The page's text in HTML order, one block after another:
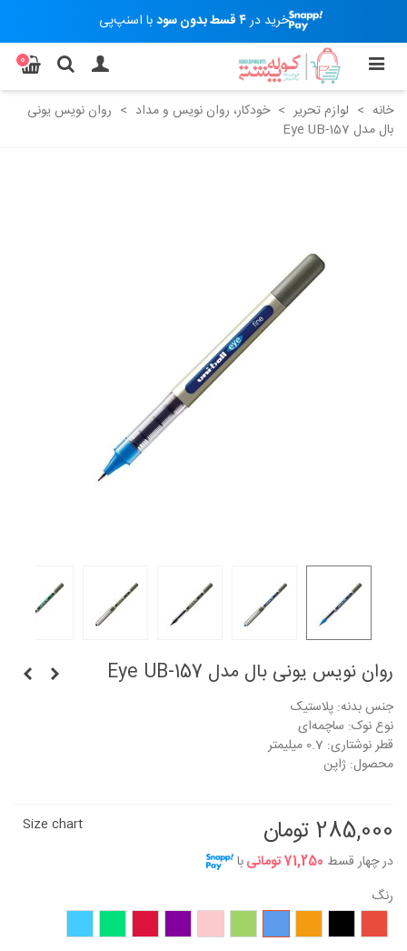
خرید در۴ قسط بدون سود با اسنپ‌پی
0
خانه > لوازم تحریر > خودکار، روان نویس و مداد > روان نویس یونی
بال مدل Eye UB-157
روان نویس یونی بال مدل Eye UB-157
جنس بدنه: پلاستیک
نوع نوک: ساچمه‌ای
قطر نوشتاری: 0.7 میلیمتر
محصول: ژاپن
285,000 تومان
در چهار قسط 71,250 تومانی با
Size chart
رنگ
روشن روشن